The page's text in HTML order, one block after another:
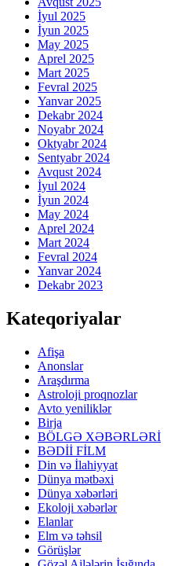
İyul 2025
İyun 2025
May 2025
Aprel 2025
Mart 2025
Fevral 2025
Yanvar 2025
Dekabr 2024
Noyabr 2024
Oktyabr 2024
Sentyabr 2024
Avqust 2024
İyul 2024
İyun 2024
May 2024
Aprel 2024
Mart 2024
Fevral 2024
Yanvar 2024
Dekabr 2023
Kateqoriyalar
Afişa
Anonslar
Araşdırma
Astroloji proqnozlar
Avto yeniliklər
Birja
BÖLGƏ XƏBƏRLƏRİ
BƏDİİ FİLM
Din və İlahiyyat
Dünya mətbəxi
Dünya xəbərləri
Ekoloji xəbərlər
Elanlar
Elm və təhsil
Görüşlər